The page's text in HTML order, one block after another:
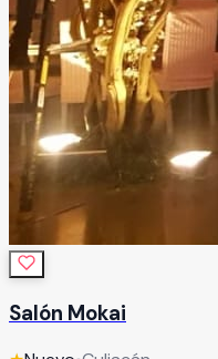
Salón Mokai